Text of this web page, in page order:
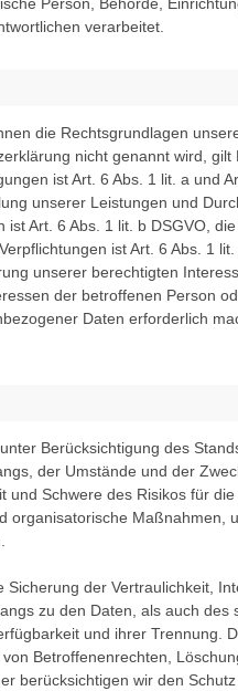
verarbeitet.
die Rechtsgrundlagen
nicht genannt wird, gilt
ist Art. 6 Abs. 1 lit. a und
unserer Leistungen und
Art. 6 Abs. 1 lit. b DSGVO,
ist Art. 6 Abs. 1
unserer berechtigten
der betroffenen Person
Daten erforderlich
Berücksichtigung des
der Umstände und der
und Schwere des Risikos für
organisatorische Maßnahmen,
der Vertraulichkeit,
zu den Daten, als auch des
und ihrer Trennung.
Betroffenenrechten,
berücksichtigen wir den